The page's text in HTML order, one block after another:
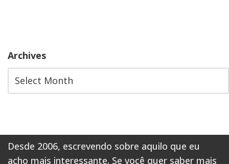
Archives
Desde 2006, escrevendo sobre aquilo que eu
acho mais interessante. Se você quer saber mais